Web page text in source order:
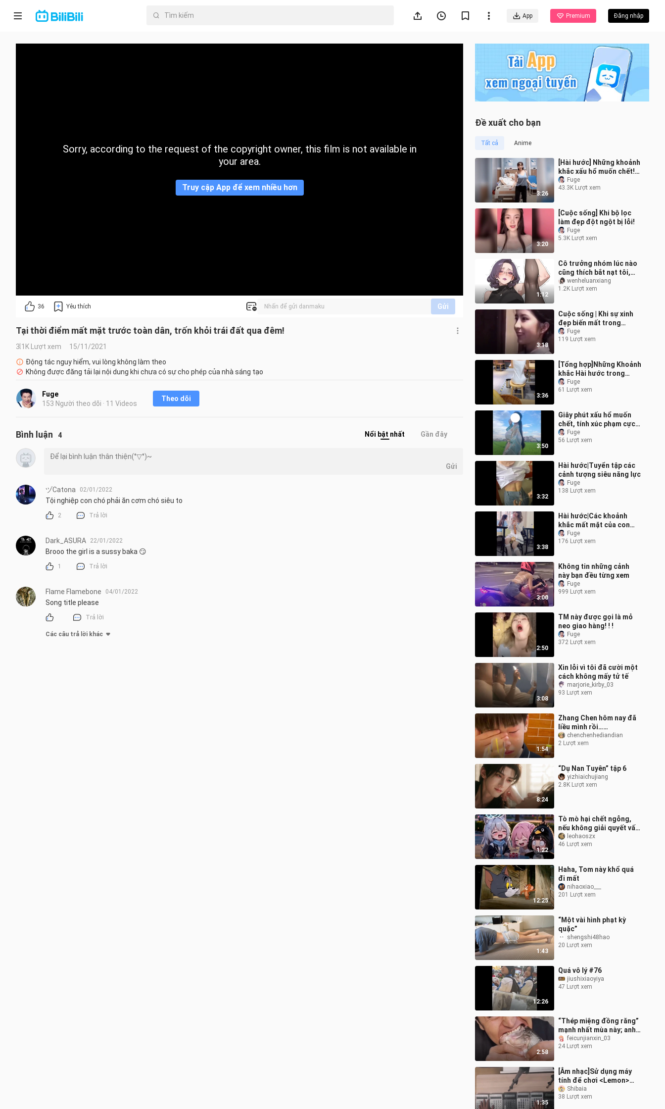
App Premium Đăng nhập
Trang chủ
Sorry, according to the request of the copyright owner, this film is not available in
your area.
Truy cập App để xem nhiều hơn
36 Yêu thích Gửi
Tại thời điểm mất mặt trước toàn dân, trốn khỏi trái đất qua đêm!
3.1K Lượt xem
15/11/2021
Động tác nguy hiểm, vui lòng không làm theo
Không được đăng tải lại nội dung khi chưa có sự cho phép của nhà sáng tạo
Fuge
153 Người theo dõi · 11 Videos
Theo dõi
Đề xuất cho bạn
Tất cả Anime
3:26
[Hài hước] Những khoảnh
khắc xấu hổ muốn chết!
0624Fuge
43.3K Lượt xem
3:20
[Cuộc sống] Khi bộ lọc
làm đẹp đột ngột bị lỗi!
Fuge
5.3K Lượt xem
1:12
Cô trưởng nhóm lúc nào
cũng thích bắt nạt tôi,
hôm nay nhất định phải
trừng phạt cô ta thật
wenheluanxiang
1.2K Lượt xem
3:18
Cuộc sống | Khi sự xinh
đẹp biến mất trong
khoảnh khắc
Fuge
119 Lượt xem
3:36
[Tổng hợp]Những Khoảnh
khắc Hài hước trong
Cuộc sống|<Y.M.C.A.>
Fuge
61 Lượt xem
3:50
Giây phút xấu hổ muốn
chết, tính xúc phạm cực
cao! 0615
Fuge
56 Lượt xem
3:32
Hài hước|Tuyển tập các
cảnh tượng siêu năng lực
Fuge
138 Lượt xem
3:38
Hài hước|Các khoảnh
khắc mất mặt của con
người
Fuge
176 Lượt xem
3:00
Không tin những cảnh
này bạn đều từng xem
Fuge
999 Lượt xem
2:50
TM này được gọi là mỏ
neo giao hàng! ! !
Fuge
372 Lượt xem
3:08
Xin lỗi vì tôi đã cười một
cách không mấy tử tế
marjorie_kirby_03
93 Lượt xem
1:54
Zhang Chen hôm nay đã
liều mình rồi…
#ChenChenDianDian
chenchenhediandian
2 Lượt xem
8:24
“Dụ Nan Tuyên” tập 6
yizhiaichujiang
2.8K Lượt xem
1:22
Tò mò hại chết ngỗng,
nếu không giải quyết vấn
đề ngay thì Guga sẽ phát
hành album mất thôi…
leohaoszx
46 Lượt xem
12:25
Haha, Tom này khổ quá
đi mất
nihaoxiao___
201 Lượt xem
1:43
“Một vài hình phạt kỳ
quặc”
shengshi48hao
20 Lượt xem
12:26
Quá vô lý #76
jiushixiaoyiya
47 Lượt xem
2:58
“Thép miệng đồng răng”
mạnh nhất mùa này; anh
ta dám ăn món mà ngay
cả tôi cũng không dám
feicunjianxin_03
24 Lượt xem
1:35
[Âm nhạc]Sử dụng máy
tính để chơi <Lemon>
cực chất
Shibaia
38 Lượt xem
Bình luận 4 Nổi bật nhất Gần đây
Gửi
ヅCatona 02/01/2022
Tội nghiệp con chó phải ăn cơm chó siêu to
2 Trả lời
Dark_ASURA 22/01/2022
Brooo the girl is a sussy baka 😏
1 Trả lời
Flame Flamebone 04/01/2022
Song title please
Trả lời
Các câu trả lời khác